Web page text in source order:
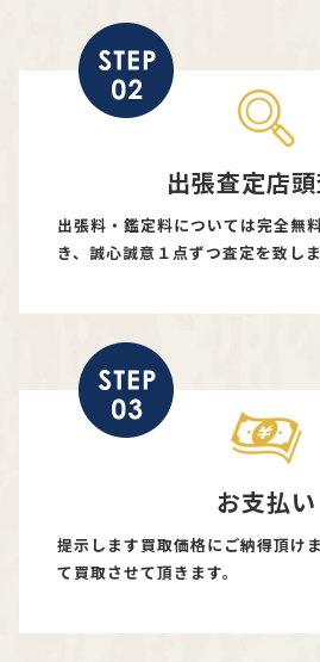
出張査定店
出張料・鑑定料については完全無
き、誠心誠意１点ずつ査定を致しま
お支払い
提示します買取価格にご納得頂け
て買取させて頂きます。